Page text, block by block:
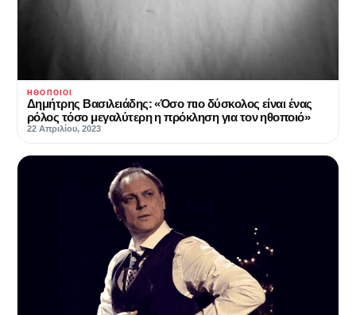
ΗΘΟΠΟΙΟΊ
Δημήτρης Βασιλειάδης: «Όσο πιο δύσκολος είναι ένας
ρόλος τόσο μεγαλύτερη η πρόκληση για τον ηθοποιό»
22 Απριλίου, 2023